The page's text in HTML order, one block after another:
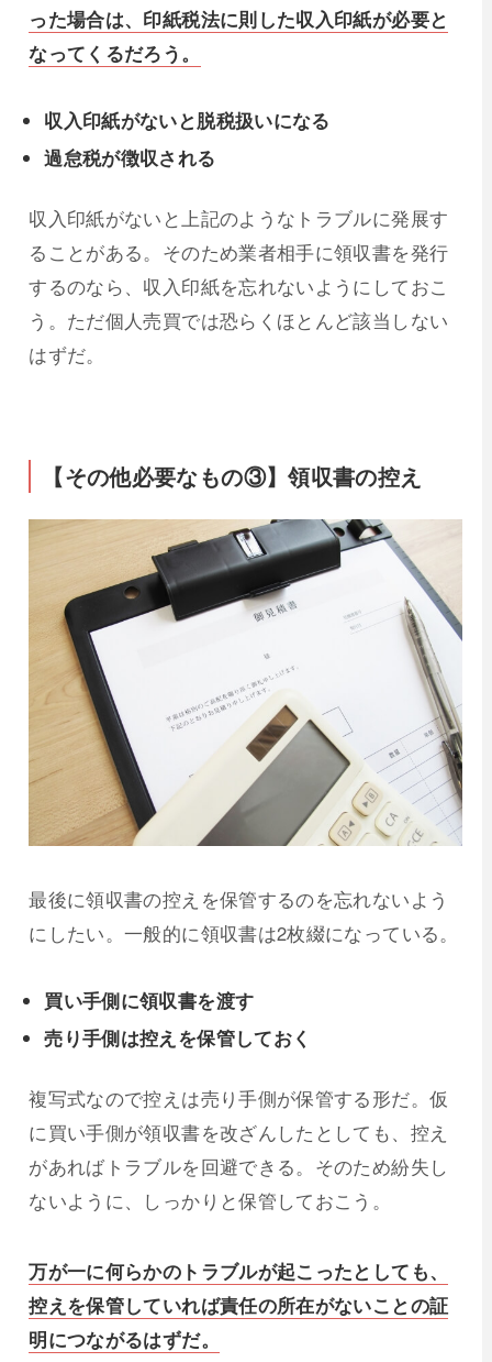
った場合は、印紙税法に則した収入印紙が必要と
なってくるだろう。
収入印紙がないと脱税扱いになる
過怠税が徴収される
収入印紙がないと上記のようなトラブルに発展す
ることがある。そのため業者相手に領収書を発行
するのなら、収入印紙を忘れないようにしておこ
う。ただ個人売買では恐らくほとんど該当しない
はずだ。
【その他必要なもの③】領収書の控え
最後に領収書の控えを保管するのを忘れないよう
にしたい。一般的に領収書は2枚綴になっている。
買い手側に領収書を渡す
売り手側は控えを保管しておく
複写式なので控えは売り手側が保管する形だ。仮
に買い手側が領収書を改ざんしたとしても、控え
があればトラブルを回避できる。そのため紛失し
ないように、しっかりと保管しておこう。
万が一に何らかのトラブルが起こったとしても、
控えを保管していれば責任の所在がないことの証
明につながるはずだ。